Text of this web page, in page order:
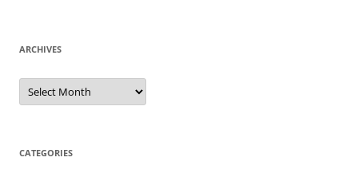
ARCHIVES
Archives
CATEGORIES